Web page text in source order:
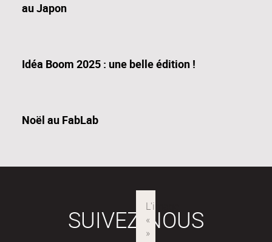
au Japon
Idéa Boom 2025 : une belle édition !
Noël au FabLab
SUIVEZ-NOUS